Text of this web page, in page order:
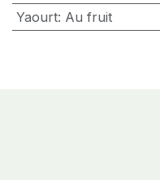
Yaourt: Au fruit